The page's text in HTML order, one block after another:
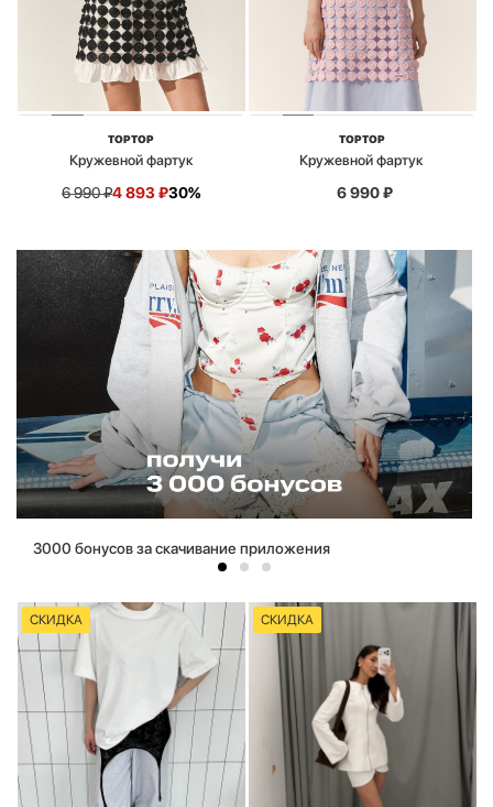
TOPTOP
Кружевной фартук
6 990₽4 893₽30%
TOPTOP
Кружевной фартук
6 990₽
3000 бонусов за скачивание приложения
СКИДКА СКИДКА